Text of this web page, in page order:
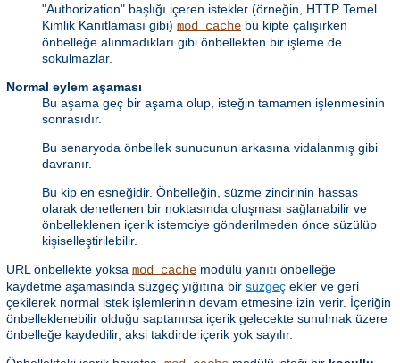
"Authorization" başlığı içeren istekler (örneğin, HTTP Temel
Kimlik Kanıtlaması gibi) mod_cache bu kipte çalışırken
önbelleğe alınmadıkları gibi önbellekten bir işleme de
sokulmazlar.
Normal eylem aşaması
Bu aşama geç bir aşama olup, isteğin tamamen işlenmesinin
sonrasıdır.
Bu senaryoda önbellek sunucunun arkasına vidalanmış gibi
davranır.
Bu kip en esneğidir. Önbelleğin, süzme zincirinin hassas
olarak denetlenen bir noktasında oluşması sağlanabilir ve
önbelleklenen içerik istemciye gönderilmeden önce süzülüp
kişiselleştirilebilir.
URL önbellekte yoksa mod_cache modülü yanıtı önbelleğe
kaydetme aşamasında süzgeç yığıtına bir süzgeç ekler ve geri
çekilerek normal istek işlemlerinin devam etmesine izin verir. İçeriğin
önbelleklenebilir olduğu saptanırsa içerik gelecekte sunulmak üzere
önbelleğe kaydedilir, aksi takdirde içerik yok sayılır.